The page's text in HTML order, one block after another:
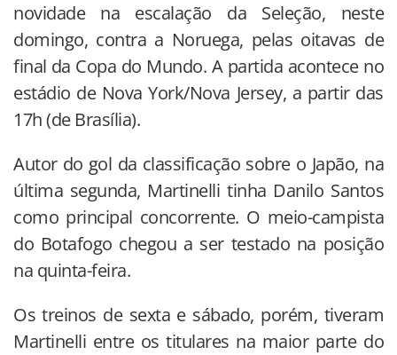
novidade na escalação da Seleção, neste
domingo, contra a Noruega, pelas oitavas de
final da Copa do Mundo. A partida acontece no
estádio de Nova York/Nova Jersey, a partir das
17h (de Brasília).
Autor do gol da classificação sobre o Japão, na
última segunda, Martinelli tinha Danilo Santos
como principal concorrente. O meio-campista
do Botafogo chegou a ser testado na posição
na quinta-feira.
Os treinos de sexta e sábado, porém, tiveram
Martinelli entre os titulares na maior parte do